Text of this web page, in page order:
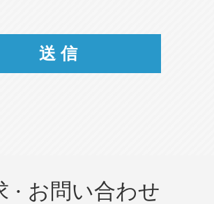
· お問い合わせ